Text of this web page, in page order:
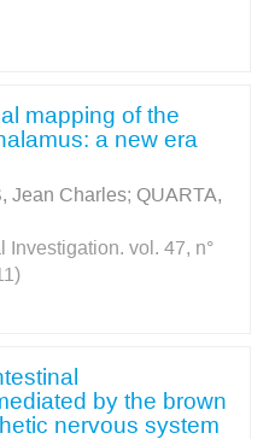
mapping of the
a new era
Jean Charles; QUARTA,
vol. 47, n°
by the brown
nervous system